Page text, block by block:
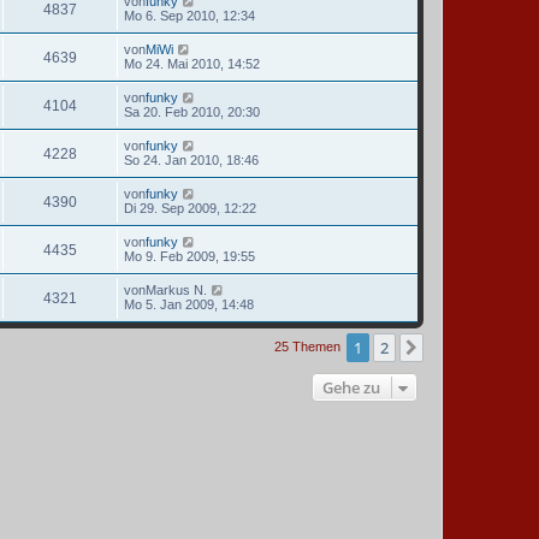
4837
Mo 6. Sep 2010, 12:34
4639 vonMiWi
Mo 24. Mai 2010, 14:52
4104 vonfunky
Sa 20. Feb 2010, 20:30
4228 vonfunky
So 24. Jan 2010, 18:46
4390 vonfunky
Di 29. Sep 2009, 12:22
4435 vonfunky
Mo 9. Feb 2009, 19:55
4321 vonMarkus N.
Mo 5. Jan 2009, 14:48
25 Themen 1 2
Gehe zu